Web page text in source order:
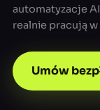
automatyzacje
realnie pracują
Umów